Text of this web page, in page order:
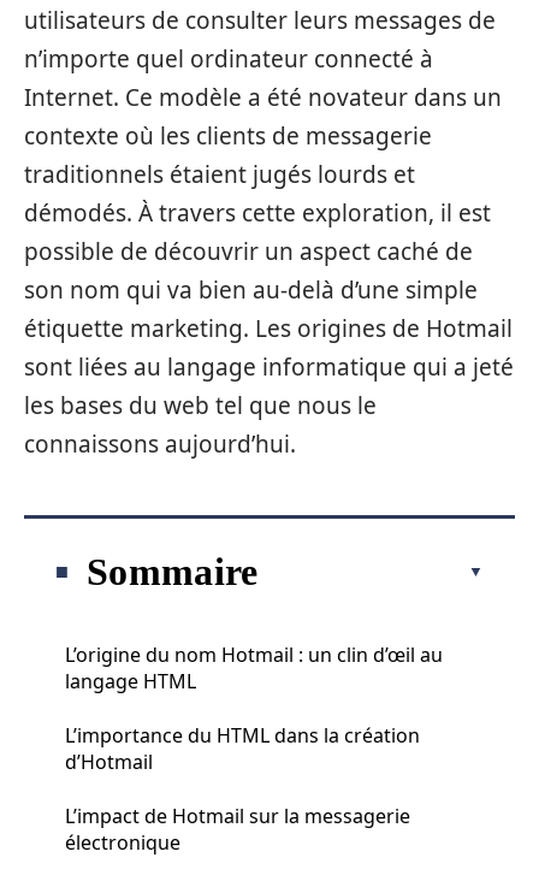
utilisateurs de consulter leurs messages de
n’importe quel ordinateur connecté à
Internet. Ce modèle a été novateur dans un
contexte où les clients de messagerie
traditionnels étaient jugés lourds et
démodés. À travers cette exploration, il est
possible de découvrir un aspect caché de
son nom qui va bien au-delà d’une simple
étiquette marketing. Les origines de Hotmail
sont liées au langage informatique qui a jeté
les bases du web tel que nous le
connaissons aujourd’hui.
Sommaire
L’origine du nom Hotmail : un clin d’œil au
langage HTML
L’importance du HTML dans la création
d’Hotmail
L’impact de Hotmail sur la messagerie
électronique